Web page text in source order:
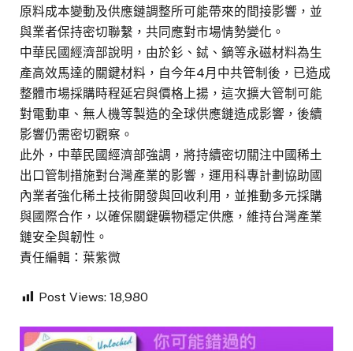
原料成本變動及供應鏈調整所可能帶來的間接影響，並
與業者保持密切聯繫，共同應對市場情勢變化。
中華民國經濟部說明，由於釤、鋱、鏑等永磁材料為生
產高效馬達的關鍵材料，自今年4月中共管制後，已造成
整體市場採購時程延宕與價格上揚，這次擴大管制可能
對電動車、無人機等製造的全球供應鏈造成影響，後續
影響仍需密切觀察。
此外，中華民國經濟部強調，將持續密切關注中國稀土
出口管制措施對台灣產業的影響，運用科專計劃協助國
內業者強化稀土技術開發與回收利用，並推動多元採購
與國際合作，以確保關鍵礦物穩定供應，維持台灣產業
鏈安全與韌性。
責任編輯：葉紫微
Post Views: 18,980